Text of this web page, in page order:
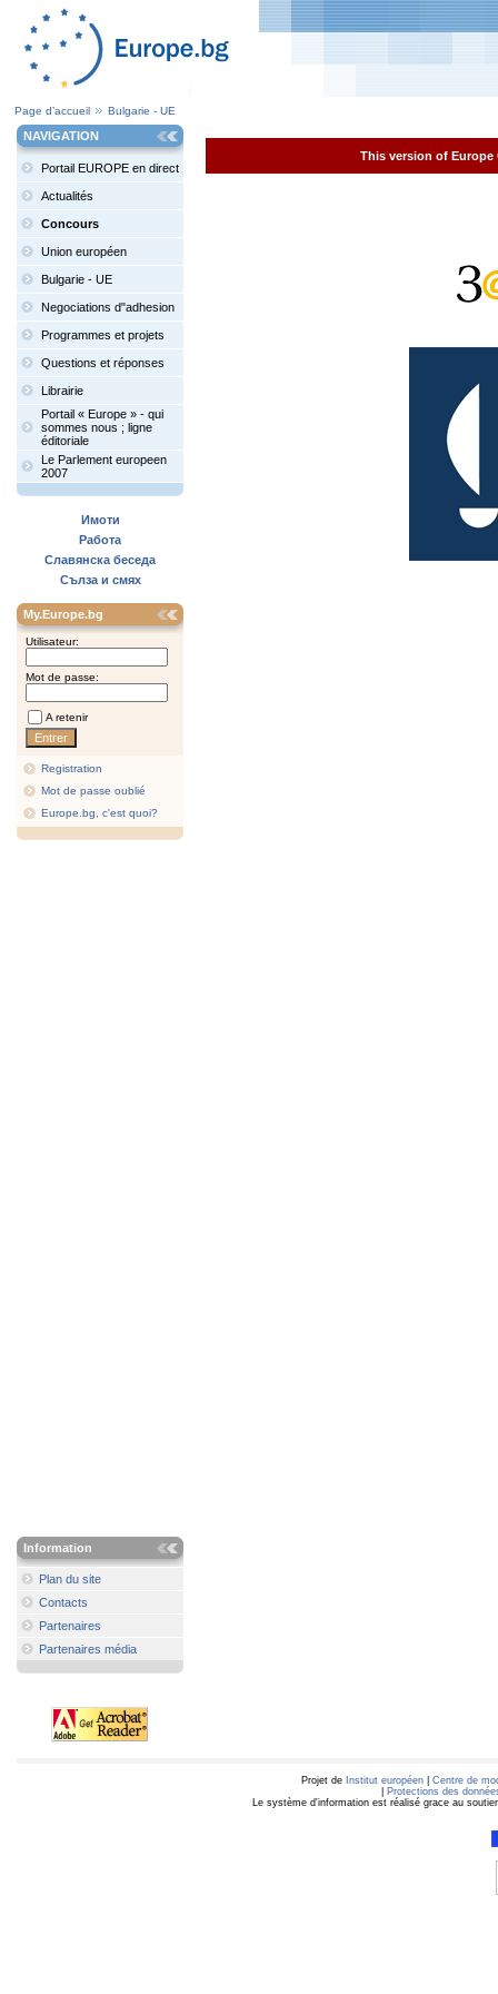
Page d’accueil Bulgarie - UE
NAVIGATION
Portail EUROPE en direct
Actualités
Concours
Union européen
Bulgarie - UE
Negociations d"adhesion
Programmes et projets
Questions et réponses
Librairie
Portail « Europe » - qui
sommes nous ; ligne
éditoriale
Le Parlement europeen
2007
Имоти
Работа
Славянска беседа
Сълза и смях
My.Europe.bg
Utilisateur:
Mot de passe:
A retenir
Registration
Mot de passe oublié
Europe.bg, c'est quoi?
Information
Plan du site
Contacts
Partenaires
Partenaires média
This version of Europe
Projet de Institut européen
Centre de
Protections des
Le système d'information est réalisé grace au